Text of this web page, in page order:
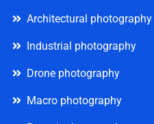
Architectural photography
Industrial photography
Drone photography
Macro photography